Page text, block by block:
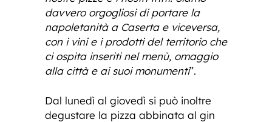
davvero orgogliosi di portare la
napoletanità a Caserta e viceversa,
con i vini e i prodotti del territorio che
ci ospita inseriti nel menù, omaggio
alla città e ai suoi monumenti”.
Dal lunedì al giovedì si può inoltre
degustare la pizza abbinata al gin